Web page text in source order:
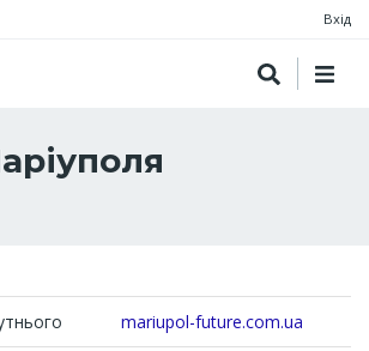
Вхід
mariupol-future.com.ua